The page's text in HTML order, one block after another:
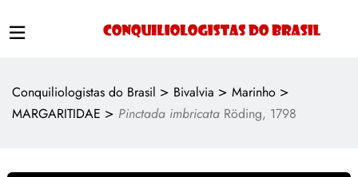
Conquiliologistas do Brasil > Bivalvia > Marinho >
MARGARITIDAE > Pinctada imbricata Röding, 1798